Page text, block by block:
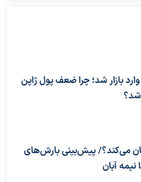
بازار شد؛ چرا ضعف پول ژاپن
می‌کند؟/ پیش‌بینی بارش‌های
نیمه آبان